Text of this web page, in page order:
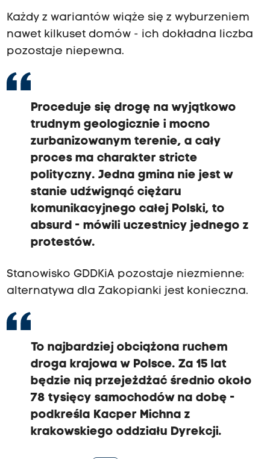
Każdy z wariantów wiąże się z wyburzeniem
nawet kilkuset domów - ich dokładna liczba
pozostaje niepewna.
Proceduje się drogę na wyjątkowo
trudnym geologicznie i mocno
zurbanizowanym terenie, a cały
proces ma charakter stricte
polityczny. Jedna gmina nie jest w
stanie udźwignąć ciężaru
komunikacyjnego całej Polski, to
absurd - mówili uczestnicy jednego z
protestów.
Stanowisko GDDKiA pozostaje niezmienne:
alternatywa dla Zakopianki jest konieczna.
To najbardziej obciążona ruchem
droga krajowa w Polsce. Za 15 lat
będzie nią przejeżdżać średnio około
78 tysięcy samochodów na dobę -
podkreśla Kacper Michna z
krakowskiego oddziału Dyrekcji.